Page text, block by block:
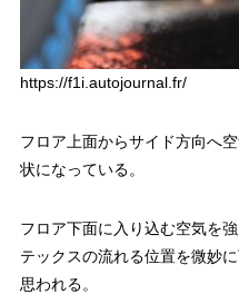
https://f1i.autojournal.fr/
フロア上面からサイド方向へ
状になっている。
フロア下面に入り込む空気を
テックスの流れる位置を微妙
思われる。